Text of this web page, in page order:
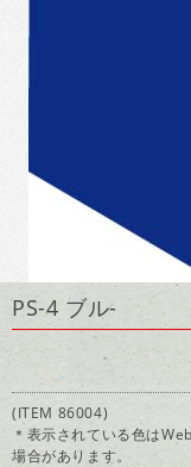
PS-4 ブル-
(ITEM 86004)
＊表示されている色は
場合があります。